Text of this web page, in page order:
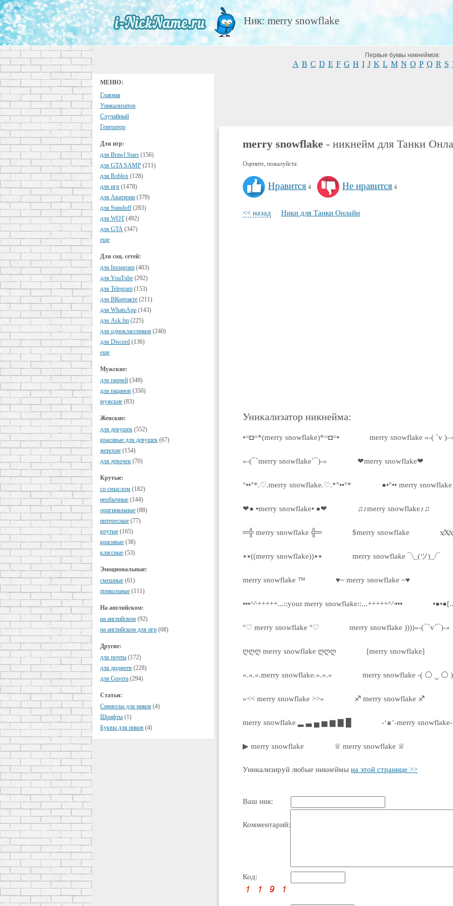
Ник: merry snowflake
МЕНЮ:
Главная
Уникализатор
Случайный
Генератор
Для игр:
для Brawl Stars (156)
для GTA SAMP (211)
для Roblox (128)
для игр (1478)
для Аватарии (379)
для Standoff (283)
для WOT (492)
для GTA (347)
еще
Для соц. сетей:
для Instagram (403)
для YouTube (292)
для Telegram (153)
для ВКонтакте (211)
для WhatsApp (143)
для Ask.fm (225)
для одноклассников (240)
для Discord (136)
еще
Мужские:
для парней (349)
для пацанов (350)
мужские (83)
Женские:
для девушек (552)
красивые для девушек (67)
женские (154)
для девочек (70)
Крутые:
cо смыслом (182)
необычные (144)
оригинальные (88)
интересные (77)
крутые (165)
красивые (38)
классные (53)
Эмоциональные:
смешные (61)
прикольные (111)
На английском:
на английском (92)
на английском для игр (68)
Другие:
для почты (172)
для диджеев (228)
для Guvera (294)
Статьи:
Символы для ников (4)
Шрифты (1)
Буквы для ников (4)
Первые буквы никнеймов:
A B C D E F G H I J K L M N O P Q R S
merry snowflake - никнейм для Танки
Оцените, пожалуйста:
Нравится 4 Не нравится 4
<< назад Ники для Танки Онлайн
Уникализатор никнейма:
•=◘=*(merry snowflake)*=◘=• merry snowflake »-( `v
»-(¯`merry snowflake´¯)-» ❤merry snowflake❤
°••°*.♡.merry snowflake.♡.*°••°* ●•°•• merry snowflake
❤● •merry snowflake• ●❤ ♫♪merry snowflake♪♫
═╬ merry snowflake ╬═ $merry snowflake
٭٭((merry snowflake))٭٭ merry snowflake ¯\_(ツ)_/¯
merry snowflake ™ ♥~ merry snowflake ~♥
•••^^+++++...::your merry snowflake::...+++++^^•••
°♡ merry snowflake °♡ merry snowflake ))))»-(¯`v´¯)-»
ღღღ merry snowflake ღღღ [merry snowflake]
«.«.«.merry snowflake.».».» merry snowflake -( ⚪ ‿ ⚪
»<< merry snowflake >>« ♐ merry snowflake ♐
merry snowflake ▂ ▃ ▄ ▅ ▆ ▇ █ -‘๑’-merry snowflake-
▶ merry snowflake ♕ merry snowflake ♕
Уникализируй любые никнеймы на этой странице >>
Ваш ник:
Комментарий:
Код: